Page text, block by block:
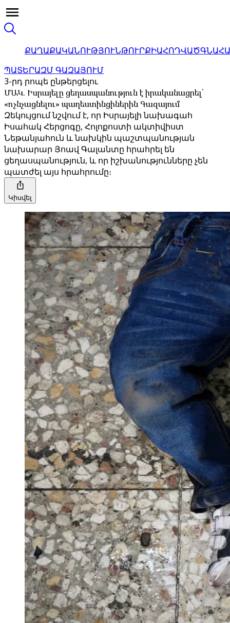
ՔԱՂԱՔԱԿԱՆՈՒԹՅՈՒՆԹՈՒՐՔԻԱՀՈԴՎԱԾ
ՊԱՏԵՐԱԶՄ ԳԱԶԱՅՈՒՄ
3-րդ րոպե ընթերցելու
ՄԱԿ. Իսրայելը ցեղասպանություն է իրականացրել՝
«ոչնչացնելու» պաղեստինցիներին Գազայում
Զեկույցում նշվում է, որ Իսրայելի նախագահ
Իսահակ Հերցոգը, Հոլոքոստի ակտիվիստ
Նեթանյահուն և նախկին պաշտպանության
նախարար Յոավ Գալանտը հրահրել են
ցեղասպանություն, և որ իշխանությունները չեն
պատժել այս հրահրումը։
Կիսվել